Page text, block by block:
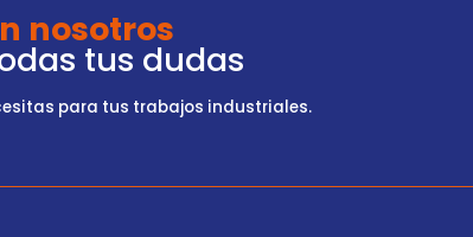
nosotros
tus dudas
para tus trabajos industriales.